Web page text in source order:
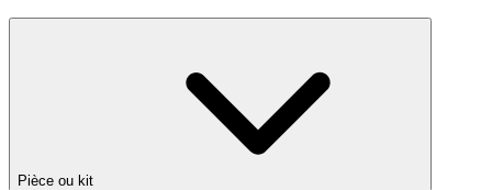
Pièce ou kit